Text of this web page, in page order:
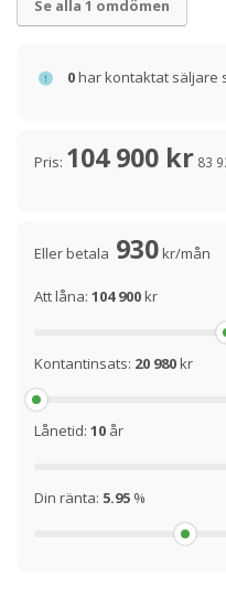
Se alla 1 omdömen
0har kontaktat säljare
Pris: 104 900 kr 83
Eller betala 930kr/mån
Att låna: 104 900kr
Kontantinsats: 20 980kr
Lånetid: 10 år
Din ränta: 5.95 %